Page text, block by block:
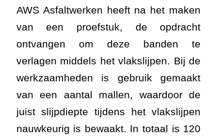
AWS Asfaltwerken heeft na het maken
van een proefstuk, de opdracht
ontvangen om deze banden te
verlagen middels het vlakslijpen. Bij de
werkzaamheden is gebruik gemaakt
van een aantal mallen, waardoor de
juist slijpdiepte tijdens het vlakslijpen
nauwkeurig is bewaakt. In totaal is 120